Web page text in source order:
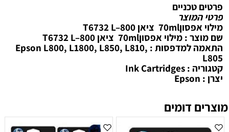
פרטים טכניים
פרטי המוצר
מילוי אפסון‎ 70ml ציאן T6732 L–800
שם מוצר : מילוי אפסון‎ 70ml ציאן T6732 L–800
התאמה למדפסות : Epson L800, L1800, L850, L810,
L805
קטגוריה : Ink Cartridges
יצרן : Epson
מוצרים דומים